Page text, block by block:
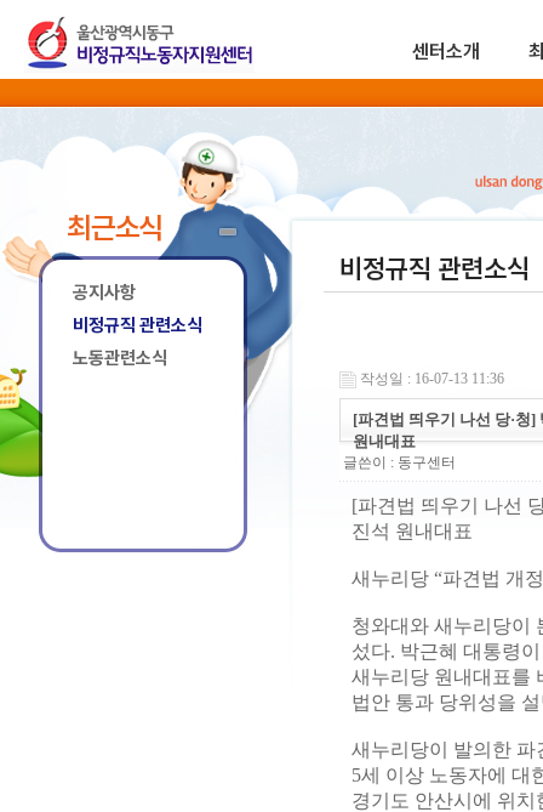
센터소개
최근소식
공지사항
비정규직 관련소식
노동관련소식
비정규직 관련소식
작성일 : 16-07-13 11:36
[파견법 띄우기 나선 당·청
원내대표
글쓴이 : 동구센터
[파견법 띄우기 나선
진석 원내대표
새누리당 “파견법 개
청와대와 새누리당이
섰다. 박근혜 대통령
새누리당 원내대표를
법안 통과 당위성을
새누리당이 발의한 파
5세 이상 노동자에 대
경기도 안산시에 위치